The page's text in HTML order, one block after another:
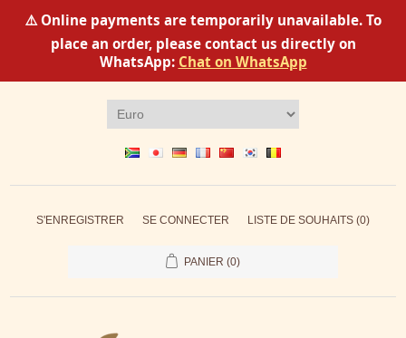
⚠️ Online payments are temporarily unavailable. To
place an order, please contact us directly on
WhatsApp: Chat on WhatsApp
S'ENREGISTRER SE CONNECTER LISTE DE SOUHAITS (0)
PANIER (0)